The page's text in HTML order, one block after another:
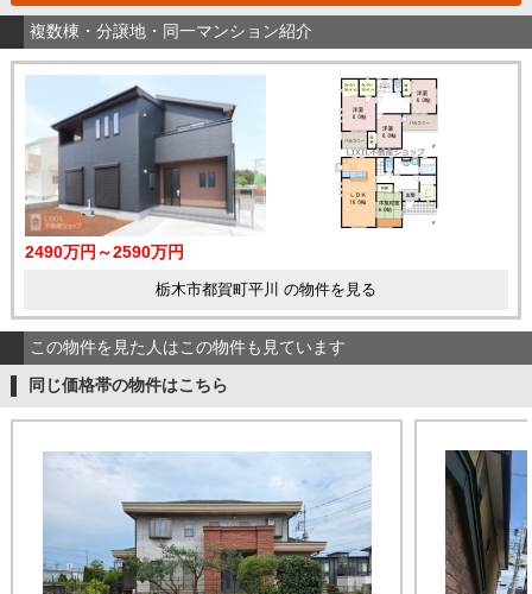
複数棟・分譲地・同一マンション紹介
2490万円～2590万円
栃木市都賀町平川 の物件を見る
この物件を見た人はこの物件も見ています
同じ価格帯の物件はこちら